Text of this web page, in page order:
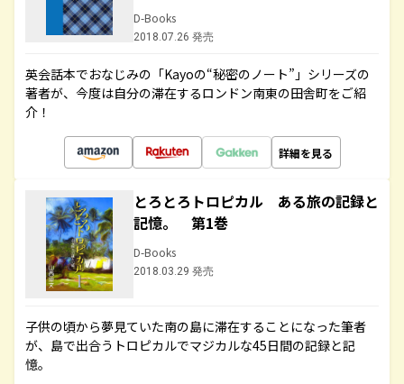
D-Books
2018.07.26 発売
英会話本でおなじみの「Kayoの“秘密のノート”」シリーズの
著者が、今度は自分の滞在するロンドン南東の田舎町をご紹
介！
詳細を見る
とろとろトロピカル ある旅の記録と
記憶。 第1巻
D-Books
2018.03.29 発売
子供の頃から夢見ていた南の島に滞在することになった筆者
が、島で出合うトロピカルでマジカルな45日間の記録と記
憶。